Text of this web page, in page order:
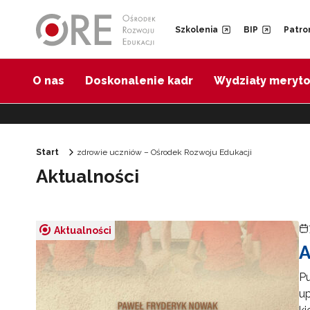
Szkolenia BIP
O nas Doskonalenie kadr Wydziały
Start zdrowie uczniów – Ośrodek Rozwoju Edukacji
Aktualności
Aktualności